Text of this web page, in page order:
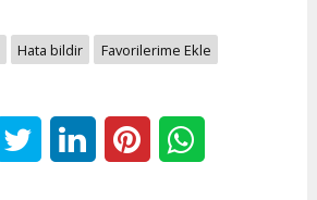
Hata bildir Favorilerime Ekle